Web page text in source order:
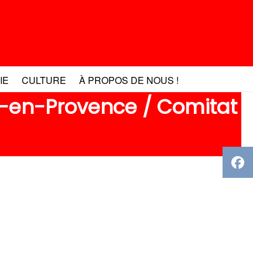
CULTURE À PROPOS DE NOUS !
en-Provence / Comitat